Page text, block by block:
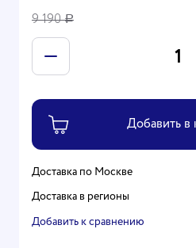
9 190Р
Доставка по Москве
Доставка в регионы
Добавить к сравнению